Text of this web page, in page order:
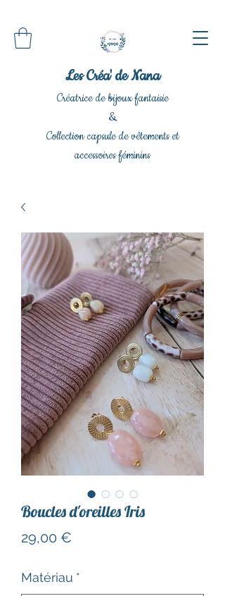
Les Créa' de Nana
Créatrice de bijoux fantaisie
&
Collection capsule de vêtements et
accessoires féminins
Boucles d'oreilles Iris
29,00 €
Matériau *